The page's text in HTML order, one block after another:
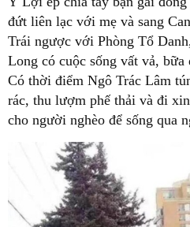
đứt liên lạc với mẹ và sang
Trái ngược với Phòng Tổ
Long có cuộc sống vất vả,
Có thời điểm Ngô Trác Lâm
rác, thu lượm phế thải và đi
cho người nghèo để sống qua